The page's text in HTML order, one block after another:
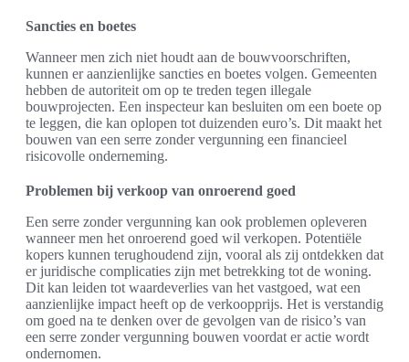
Sancties en boetes
Wanneer men zich niet houdt aan de bouwvoorschriften,
kunnen er aanzienlijke sancties en boetes volgen. Gemeenten
hebben de autoriteit om op te treden tegen illegale
bouwprojecten. Een inspecteur kan besluiten om een boete op
te leggen, die kan oplopen tot duizenden euro’s. Dit maakt het
bouwen van een serre zonder vergunning een financieel
risicovolle onderneming.
Problemen bij verkoop van onroerend goed
Een serre zonder vergunning kan ook problemen opleveren
wanneer men het onroerend goed wil verkopen. Potentiële
kopers kunnen terughoudend zijn, vooral als zij ontdekken dat
er juridische complicaties zijn met betrekking tot de woning.
Dit kan leiden tot waardeverlies van het vastgoed, wat een
aanzienlijke impact heeft op de verkoopprijs. Het is verstandig
om goed na te denken over de gevolgen van de risico’s van
een serre zonder vergunning bouwen voordat er actie wordt
ondernomen.